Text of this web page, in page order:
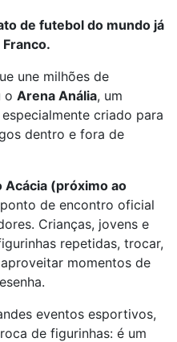
de futebol do mundo já
une milhões de
o Arena Anália, um
criado para
dentro e fora de
Acácia (próximo ao
de encontro oficial
Crianças, jovens e
repetidas, trocar,
momentos de
eventos esportivos,
de figurinhas: é um